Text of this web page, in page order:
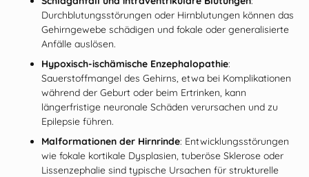
Durchblutungsstörungen oder Hirnblutungen können das
Gehirngewebe schädigen und fokale oder generalisierte
Anfälle auslösen.
Hypoxisch‑ischämische Enzephalopathie:
Sauerstoffmangel des Gehirns, etwa bei Komplikationen
während der Geburt oder beim Ertrinken, kann
längerfristige neuronale Schäden verursachen und zu
Epilepsie führen.
Malformationen der Hirnrinde: Entwicklungsstörungen
wie fokale kortikale Dysplasien, tuberöse Sklerose oder
Lissenzephalie sind typische Ursachen für strukturelle